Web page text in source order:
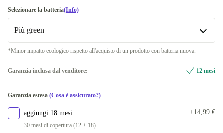
argento
FR (francese)
DE (tedesco) +23,77 €
ES (spagnolo) +31,63 €
PT (portoghese)
UK (inglese Regno Unito)
Selezionare la batteria(Info)
Più green
Più green
*Minor impatto ecologico rispetto all'acquisto di un prodotto con batteria nuova.
Garanzia inclusa dal venditore: 12 mesi
Garanzia estesa (Cosa è assicurato?)
aggiungi 18 mesi
30 mesi di copertura (12 + 18)
+14,99 €